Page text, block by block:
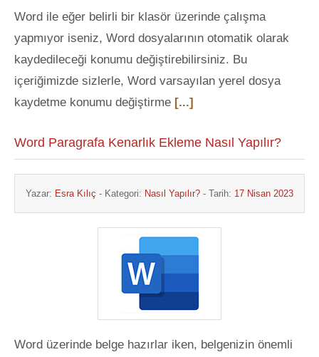
Word ile eğer belirli bir klasör üzerinde çalışma
yapmıyor iseniz, Word dosyalarının otomatik olarak
kaydedileceği konumu değiştirebilirsiniz. Bu
içeriğimizde sizlerle, Word varsayılan yerel dosya
kaydetme konumu değiştirme [...]
Word Paragrafa Kenarlık Ekleme Nasıl Yapılır?
Yazar: Esra Kılıç - Kategori: Nasıl Yapılır? - Tarih: 17 Nisan 2023
Word üzerinde belge hazırlar iken, belgenizin önemli